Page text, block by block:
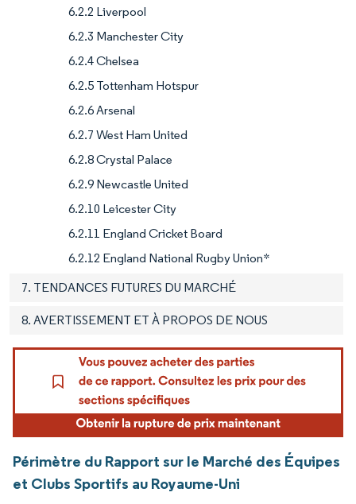
6.2.2 Liverpool
6.2.3 Manchester City
6.2.4 Chelsea
6.2.5 Tottenham Hotspur
6.2.6 Arsenal
6.2.7 West Ham United
6.2.8 Crystal Palace
6.2.9 Newcastle United
6.2.10 Leicester City
6.2.11 England Cricket Board
6.2.12 England National Rugby Union*
7. TENDANCES FUTURES DU MARCHÉ
8. AVERTISSEMENT ET À PROPOS DE NOUS
Périmètre du Rapport sur le Marché des Équipes
et Clubs Sportifs au Royaume-Uni